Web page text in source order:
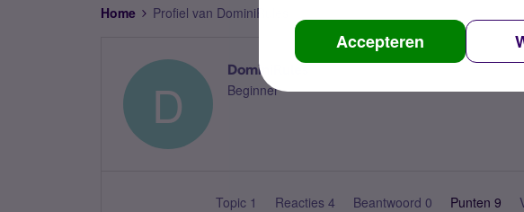
Accepteren
Home Profiel van DominiRules
D
DominiRules
Beginner
Topic 1 Reacties 4 Beantwoord 0 Punten 9